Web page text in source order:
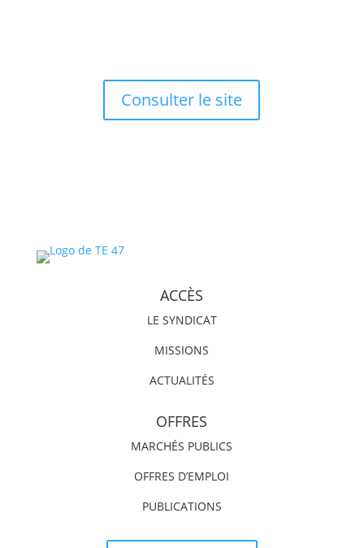
Consulter le site
ACCÈS
LE SYNDICAT
MISSIONS
ACTUALITÉS
OFFRES
MARCHÉS PUBLICS
OFFRES D’EMPLOI
PUBLICATIONS